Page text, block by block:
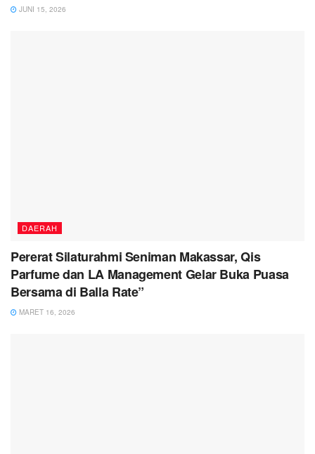
JUNI 15, 2026
DAERAH
Pererat Silaturahmi Seniman Makassar, Qis
Parfume dan LA Management Gelar Buka Puasa
Bersama di Balla Rate”
MARET 16, 2026